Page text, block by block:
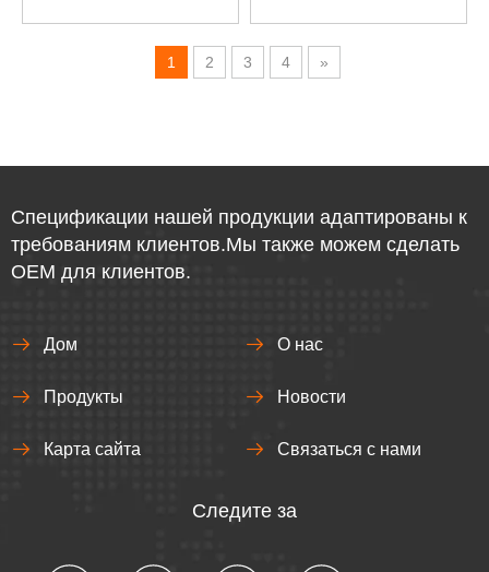
1 2 3 4 »
Спецификации нашей продукции адаптированы к
требованиям клиентов.Мы также можем сделать
OEM для клиентов.
Дом О нас
Продукты Новости
Карта сайта Связаться с нами
Следите за